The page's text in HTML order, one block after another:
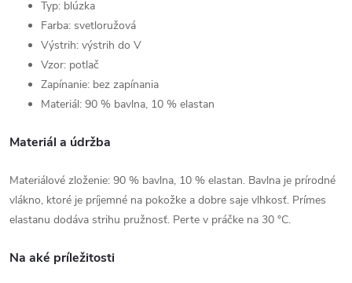
Typ: blúzka
Farba: svetloružová
Výstrih: výstrih do V
Vzor: potlač
Zapínanie: bez zapínania
Materiál: 90 % bavlna, 10 % elastan
Materiál a údržba
Materiálové zloženie: 90 % bavlna, 10 % elastan. Bavlna je prírodné
vlákno, ktoré je príjemné na pokožke a dobre saje vlhkosť. Prímes
elastanu dodáva strihu pružnosť. Perte v práčke na 30 °C.
Na aké príležitosti